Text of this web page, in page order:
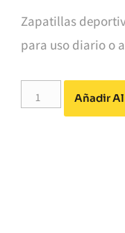
Zapatillas
para uso diario o
Añadir